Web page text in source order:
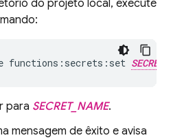
do projeto local, execute
functions:secrets:set
para SECRET_NAME.
mensagem de êxito e avisa